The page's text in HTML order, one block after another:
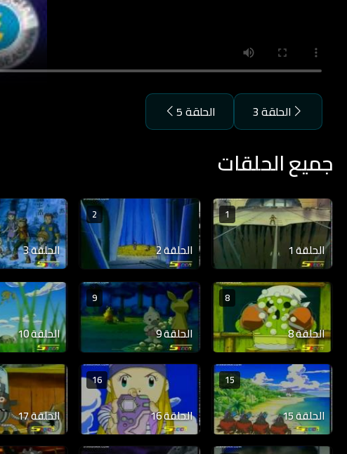
الحلقة 3 الحلقة 5
جميع الحلقات
1
الحلقة 1
2
الحلقة 2 الحلقة 3
8
الحلقة 8
9
الحلقة 9 الحلقة 10
15
الحلقة 15
16
الحلقة 16 الحلقة 17